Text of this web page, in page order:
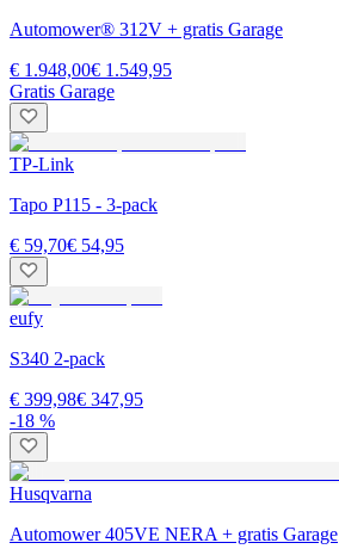
Automower® 312V + gratis Garage
€ 1.948,00€ 1.549,95
Gratis Garage
TP-Link
Tapo P115 - 3-pack
€ 59,70€ 54,95
eufy
S340 2-pack
€ 399,98€ 347,95
-18 %
Husqvarna
Automower 405VE NERA + gratis Garage